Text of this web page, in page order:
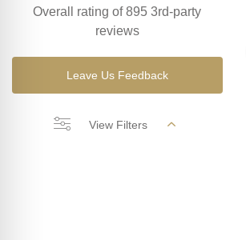
Overall rating of 895 3rd-party
reviews
Leave Us Feedback
View Filters